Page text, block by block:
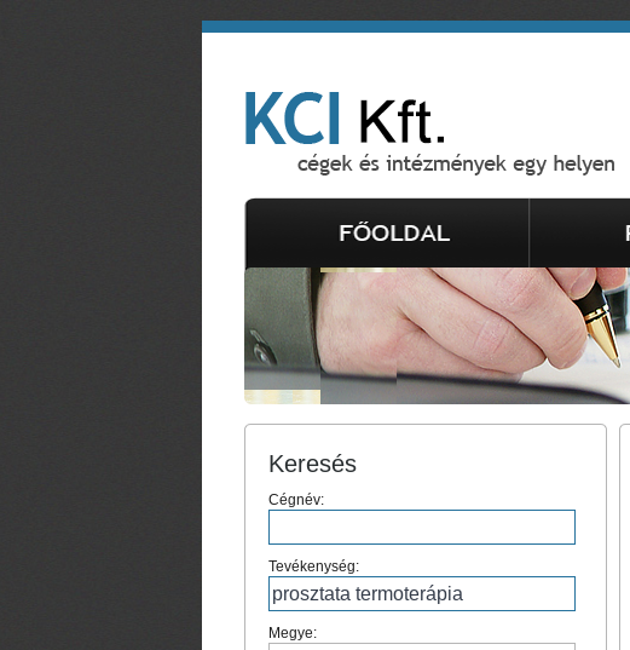
Keresés
Cégnév:
Tevékenység:
Megye: